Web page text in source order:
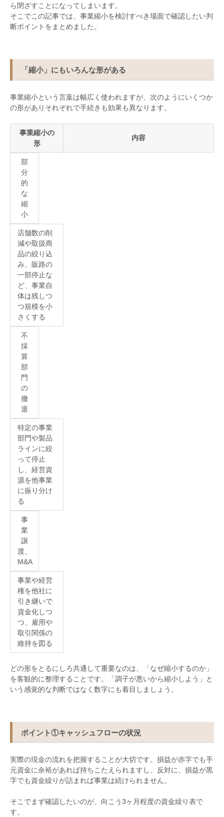
ら閉ざすことになってしまいます。
そこでこの記事では、事業縮小を検討すべき場面で確認したい判
断ポイントをまとめました。
「縮小」にもいろんな形がある
事業縮小という言葉は幅広く使われますが、次のようにいくつか
の形がありそれぞれで手続きも効果も異なります。
事業縮小の
形
内容
部
分
的
な
縮
小
店舗数の削
減や取扱商
品の絞り込
み、販路の
一部停止な
ど、事業自
体は残しつ
つ規模を小
さくする
不
採
算
部
門
の
撤
退
特定の事業
部門や製品
ラインに絞
って停止
し、経営資
源を他事業
に振り分け
る
事
業
譲
渡、
M&A
事業や経営
権を他社に
引き継いで
資金化しつ
つ、雇用や
取引関係の
維持を図る
どの形をとるにしろ共通して重要なのは、「なぜ縮小するのか」
を客観的に整理することです。「調子が悪いから縮小しよう」と
いう感覚的な判断ではなく数字にも着目しましょう。
ポイント①キャッシュフローの状況
実際の現金の流れを把握することが大切です。損益が赤字でも手
元資金に余裕があれば持ちこたえられますし、反対に、損益が黒
字でも資金繰りが詰まれば事業は続けられません。
そこでまず確認したいのが、向こう3ヶ月程度の資金繰り表で
す。